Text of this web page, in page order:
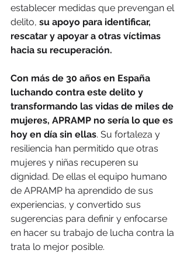
establecer medidas que prevengan el
delito, su apoyo para identificar,
rescatar y apoyar a otras víctimas
hacia su recuperación.
Con más de 30 años en España
luchando contra este delito y
transformando las vidas de miles de
mujeres, APRAMP no sería lo que es
hoy en día sin ellas. Su fortaleza y
resiliencia han permitido que otras
mujeres y niñas recuperen su
dignidad. De ellas el equipo humano
de APRAMP ha aprendido de sus
experiencias, y convertido sus
sugerencias para definir y enfocarse
en hacer su trabajo de lucha contra la
trata lo mejor posible.